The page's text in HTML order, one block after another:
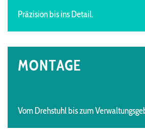
Präzision bis ins Detail.
MONTAGE
Vom Drehstuhl bis zum